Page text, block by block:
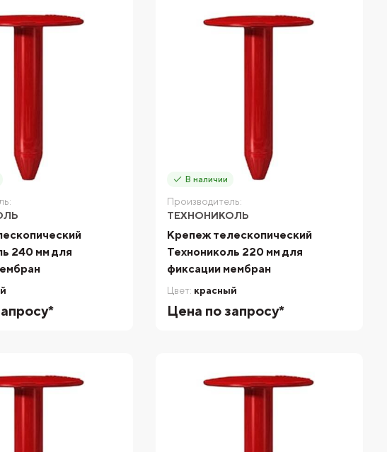
240 мм для
В наличии
Производитель:
ТЕХНОНИКОЛЬ
Крепеж телескопический
Технониколь 220 мм для
фиксации мембран
Цвет: красный
Цена по запросу*